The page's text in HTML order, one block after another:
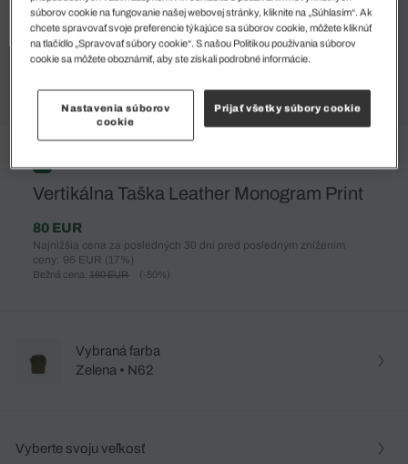
%
Vertikálna Taška Leather Monogram Print
80 EUR
Najnižšia cena za posledných 30 dní pred posledným znížením
ceny: 96 EUR (17%)
Bežná cena: 160 EUR (-50%)
Vybraná farba
Zelena • N62
Vyberte svoju veľkosť
súborov cookie na fungovanie našej webovej stránky, kliknite na „Súhlasím“. Ak
chcete spravovať svoje preferencie týkajúce sa súborov cookie, môžete kliknúť
na tlačidlo „Spravovať súbory cookie“. S našou Politikou používania súborov
cookie sa môžete oboznámiť, aby ste získali podrobné informácie.
Nastavenia súborov
cookie
Prijať všetky súbory cookie